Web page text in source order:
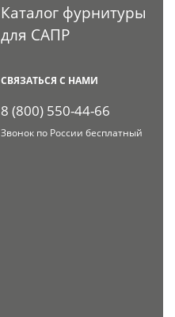
Каталог фурнитуры
для САПР
СВЯЗАТЬСЯ С НАМИ
8 (800) 550-44-66
Звонок по России бесплатный